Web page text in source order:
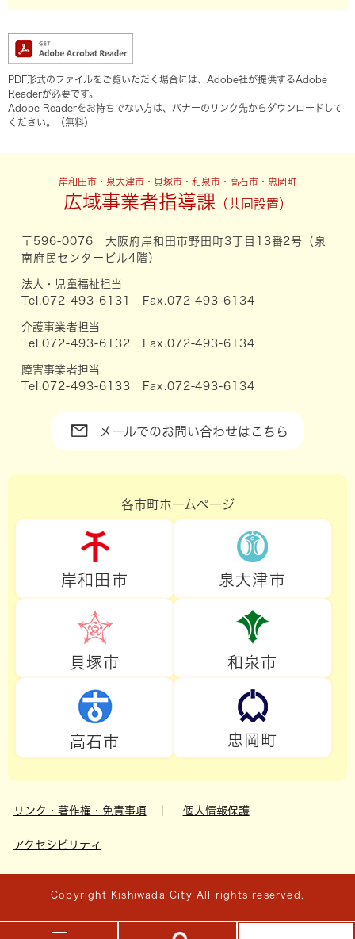
PDF形式のファイルをご覧いただく場合には、Adobe社が提供するAdobe
Readerが必要です。
Adobe Readerをお持ちでない方は、バナーのリンク先からダウンロードして
ください。（無料）
岸和田市・泉大津市・貝塚市・和泉市・高石市・忠岡町
広域事業者指導課
〒596-0076 大阪府岸和田市野田町3丁目13番2号（泉
南府民センタービル4階）
法人・児童福祉担当
Tel.072-493-6131 Fax.072-493-6134
介護事業者担当
Tel.072-493-6132 Fax.072-493-6134
障害事業者担当
Tel.072-493-6133 Fax.072-493-6134
メールでのお問い合わせはこちら
各市町ホームページ
岸和田市 泉大津市
貝塚市 和泉市
高石市 忠岡町
リンク・著作権・免責事項 個人情報保護
アクセシビリティ
Copyright Kishiwada City All rights reserved.